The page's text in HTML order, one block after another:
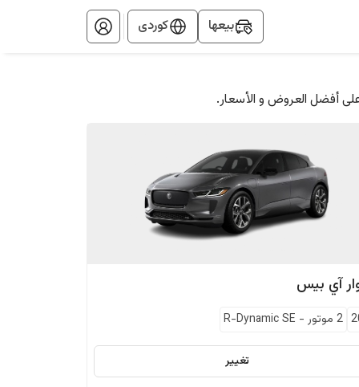
بيعها کوردی
أفضل العروض و الأسعار.
آي بيس
R-Dynamic SE - 2 موتور
تغيير